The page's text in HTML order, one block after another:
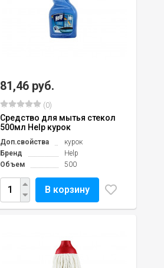
81,46 руб.
(0)
Средство для мытья стекол
500мл Help курок
Доп.свойства
курок
Бренд
Help
Объем
500
В корзину